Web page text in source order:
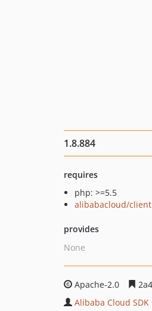
1.8.884
requires
php: >=5.5
alibabacloud/client
provides
None
Apache-2.0
Alibaba Cloud SDK